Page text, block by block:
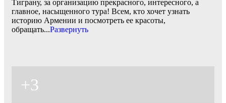
Тиграну, за организацию прекрасного, интересного, а
главное, насыщенного тура! Всем, кто хочет узнать
историю Армении и посмотреть ее красоты,
обращать...Развернуть
+3